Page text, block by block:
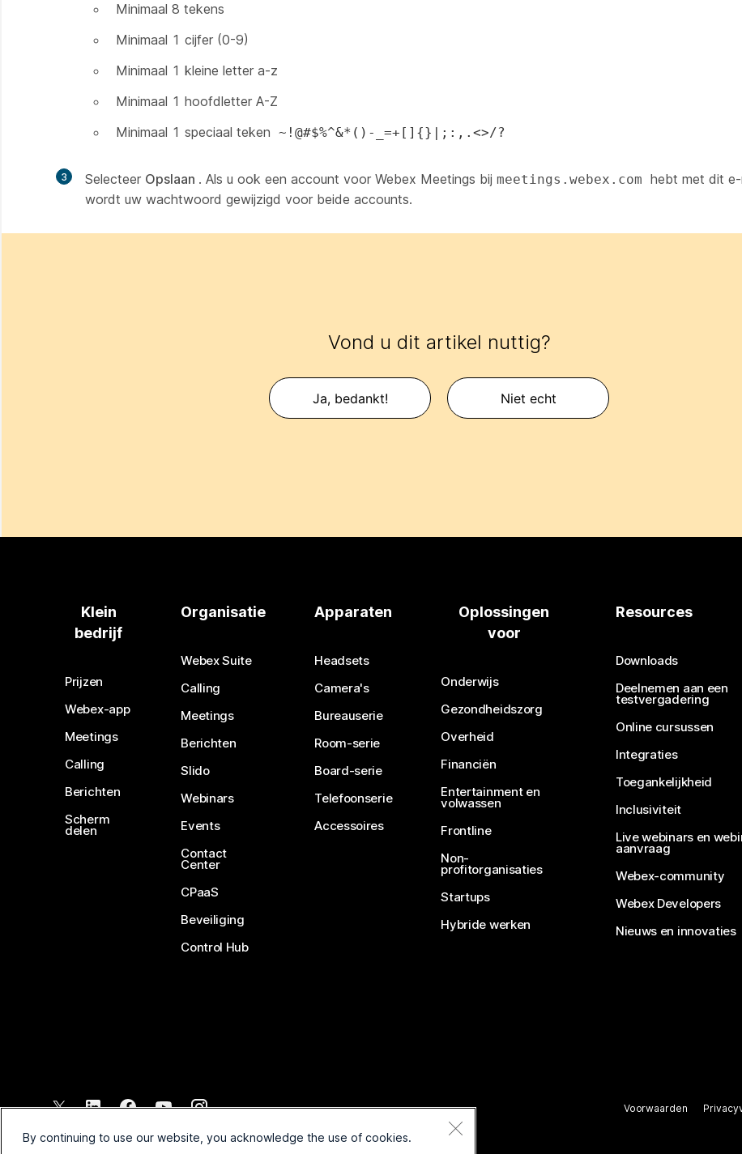
Minimaal 8 tekens
Minimaal 1 cijfer (0-9)
Minimaal 1 kleine letter a-z
Minimaal 1 hoofdletter A-Z
Minimaal 1 speciaal teken ~!@#$%^&*()-_=+[]{}|;:,.<>/?
3 Selecteer Opslaan . Als u ook een account voor Webex Meetings bij meetings.webex.com hebt met dit e-
wordt uw wachtwoord gewijzigd voor beide accounts.
Vond u dit artikel nuttig?
Ja, bedankt! Niet echt
Klein
bedrijf
Prijzen
Webex-app
Meetings
Calling
Berichten
Scherm
delen
Organisatie
Webex Suite
Calling
Meetings
Berichten
Slido
Webinars
Events
Contact
Center
CPaaS
Beveiliging
Control Hub
Apparaten
Headsets
Camera's
Bureauserie
Room-serie
Board-serie
Telefoonserie
Accessoires
Oplossingen
voor
Onderwijs
Gezondheidszorg
Overheid
Financiën
Entertainment en
volwassen
Frontline
Non-
profitorganisaties
Startups
Hybride werken
Resources
Downloads
Deelnemen aan een
testvergadering
Online cursussen
Integraties
Toegankelijkheid
Inclusiviteit
Live webinars en
aanvraag
Webex-community
Webex Developers
Nieuws en innovaties
2026 Cisco en/of de dochterondernemingen. Alle rechten voorbehouden.
Voorwaarden
By continuing to use our website, you acknowledge the use of cookies.